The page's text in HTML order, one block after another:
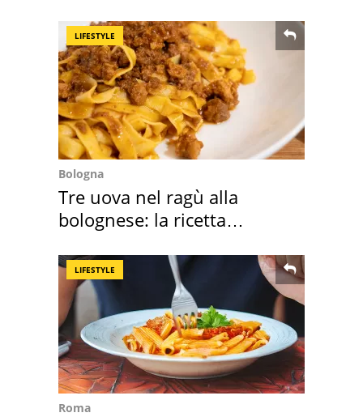
LIFESTYLE
Bologna
Tre uova nel ragù alla
bolognese: la ricetta
LIFESTYLE
Roma